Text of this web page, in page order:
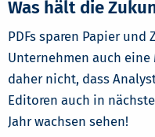
Was hält die
PDFs sparen Papier und
Unternehmen auch eine
daher nicht, dass
Editoren auch in
Jahr wachsen sehen!